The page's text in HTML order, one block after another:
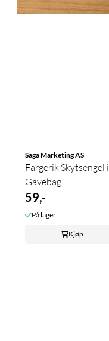
Saga Marketing AS
Fargerik Skytsengel i
Gavebag
59,-
På lager
Kjøp